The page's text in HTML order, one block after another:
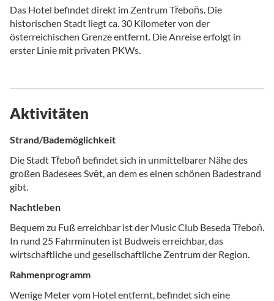
Das Hotel befindet direkt im Zentrum Třeboňs. Die
historischen Stadt liegt ca. 30 Kilometer von der
österreichischen Grenze entfernt. Die Anreise erfolgt in
erster Linie mit privaten PKWs.
Aktivitäten
Strand/Bademöglichkeit
Die Stadt Třeboň befindet sich in unmittelbarer Nähe des
großen Badesees Svět, an dem es einen schönen Badestrand
gibt.
Nachtleben
Bequem zu Fuß erreichbar ist der Music Club Beseda Třeboň.
In rund 25 Fahrminuten ist Budweis erreichbar, das
wirtschaftliche und gesellschaftliche Zentrum der Region.
Rahmenprogramm
Wenige Meter vom Hotel entfernt, befindet sich eine